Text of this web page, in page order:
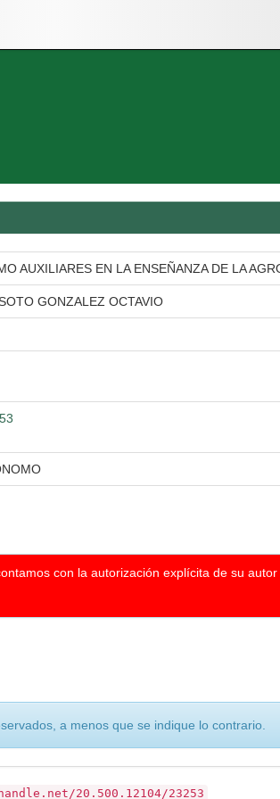
AUXILIARES EN LA ENSEÑANZA DE LA
GONZALEZ OCTAVIO
con la autorización explícita de su
a menos que se indique lo contrario.
20.500.12104/23253